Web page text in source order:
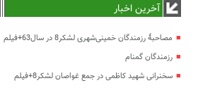
آخرین اخبار
مصاحبۀ رزمندگان خمینی‌شهری لشکر8 در سال63+فیلم
رزمندگان گمنام
سخنرانی شهید کاظمی در جمع غواصان لشکر8+فیلم